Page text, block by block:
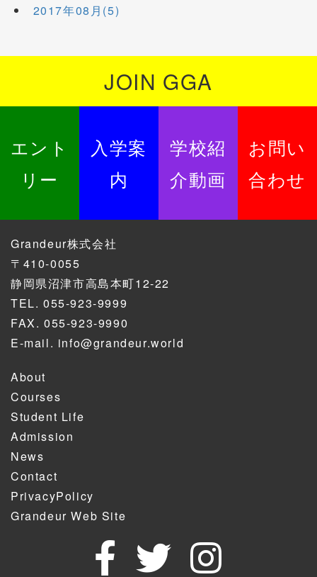
2017年08月(5)
JOIN GGA
エント
リー
入学案
内
学校紹
介動画
お問い
合わせ
Grandeur株式会社
〒410-0055
静岡県沼津市高島本町12-22
TEL. 055-923-9999
FAX. 055-923-9990
E-mail. info@grandeur.world
About
Courses
Student Life
Admission
News
Contact
PrivacyPolicy
Grandeur Web Site